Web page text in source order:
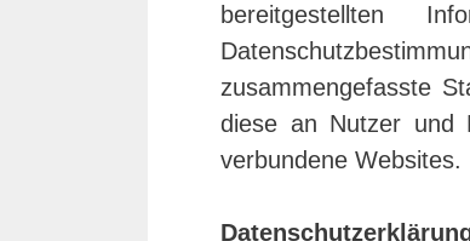
bereitgestellten
zusammengefasste
diese an Nutzer und
verbundene Websites.